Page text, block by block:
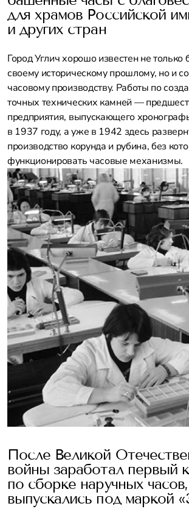
для храмов Российской
и других стран
Город Углич хорошо известен не только
своему историческому прошлому, но и
часовому производству. Работы по
точных технических камней —
предприятия, выпускающего
в 1937 году, а уже в 1942 здесь
производство корунда и рубина, без
функционировать часовые механизмы.
После Великой
войны заработал первый
по сборке наручных
выпускались под маркой